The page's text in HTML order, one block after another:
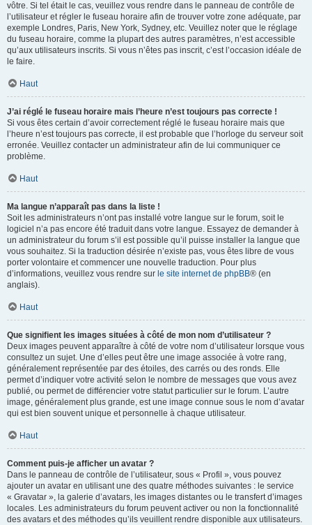
vôtre. Si tel était le cas, veuillez vous rendre dans le panneau de contrôle de
l’utilisateur et régler le fuseau horaire afin de trouver votre zone adéquate, par
exemple Londres, Paris, New York, Sydney, etc. Veuillez noter que le réglage
du fuseau horaire, comme la plupart des autres paramètres, n’est accessible
qu’aux utilisateurs inscrits. Si vous n’êtes pas inscrit, c’est l’occasion idéale de
le faire.
Haut
J’ai réglé le fuseau horaire mais l’heure n’est toujours pas correcte !
Si vous êtes certain d’avoir correctement réglé le fuseau horaire mais que
l’heure n’est toujours pas correcte, il est probable que l’horloge du serveur soit
erronée. Veuillez contacter un administrateur afin de lui communiquer ce
problème.
Haut
Ma langue n’apparaît pas dans la liste !
Soit les administrateurs n’ont pas installé votre langue sur le forum, soit le
logiciel n’a pas encore été traduit dans votre langue. Essayez de demander à
un administrateur du forum s’il est possible qu’il puisse installer la langue que
vous souhaitez. Si la traduction désirée n’existe pas, vous êtes libre de vous
porter volontaire et commencer une nouvelle traduction. Pour plus
d’informations, veuillez vous rendre sur le site internet de phpBB® (en
anglais).
Haut
Que signifient les images situées à côté de mon nom d’utilisateur ?
Deux images peuvent apparaître à côté de votre nom d’utilisateur lorsque vous
consultez un sujet. Une d’elles peut être une image associée à votre rang,
généralement représentée par des étoiles, des carrés ou des ronds. Elle
permet d’indiquer votre activité selon le nombre de messages que vous avez
publié, ou permet de différencier votre statut particulier sur le forum. L’autre
image, généralement plus grande, est une image connue sous le nom d’avatar
qui est bien souvent unique et personnelle à chaque utilisateur.
Haut
Comment puis-je afficher un avatar ?
Dans le panneau de contrôle de l’utilisateur, sous « Profil », vous pouvez
ajouter un avatar en utilisant une des quatre méthodes suivantes : le service
« Gravatar », la galerie d’avatars, les images distantes ou le transfert d’images
locales. Les administrateurs du forum peuvent activer ou non la fonctionnalité
des avatars et des méthodes qu’ils veuillent rendre disponible aux utilisateurs.